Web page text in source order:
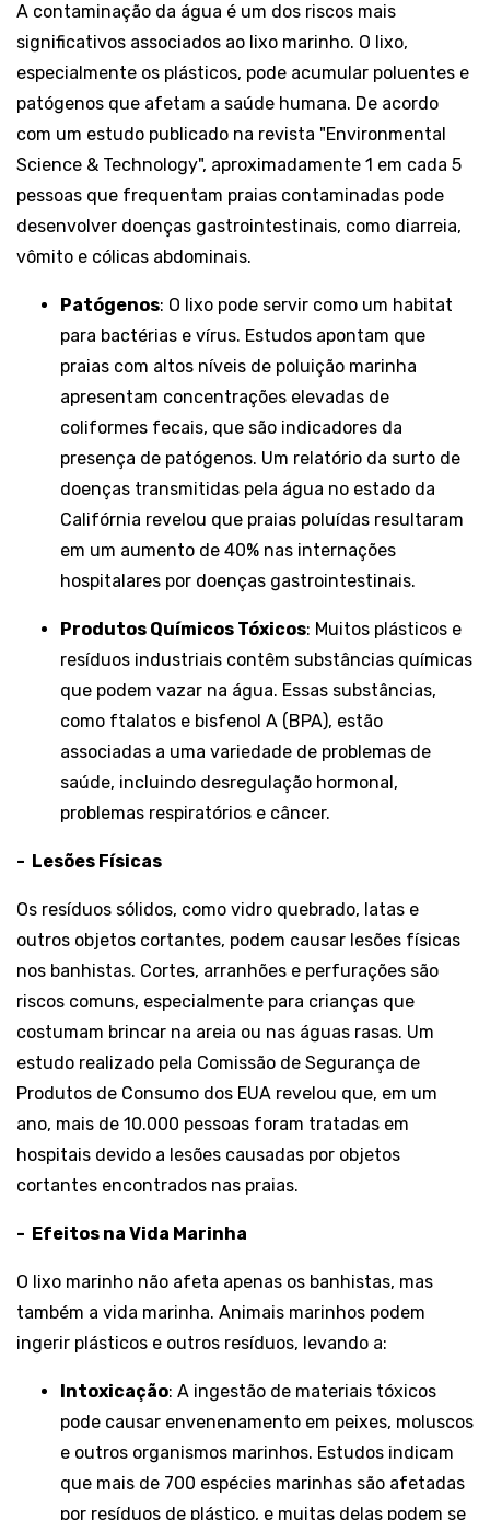
A contaminação da água é um dos riscos mais
significativos associados ao lixo marinho. O lixo,
especialmente os plásticos, pode acumular poluentes e
patógenos que afetam a saúde humana. De acordo
com um estudo publicado na revista "Environmental
Science & Technology", aproximadamente 1 em cada 5
pessoas que frequentam praias contaminadas pode
desenvolver doenças gastrointestinais, como diarreia,
vômito e cólicas abdominais.
Patógenos: O lixo pode servir como um habitat
para bactérias e vírus. Estudos apontam que
praias com altos níveis de poluição marinha
apresentam concentrações elevadas de
coliformes fecais, que são indicadores da
presença de patógenos. Um relatório da surto de
doenças transmitidas pela água no estado da
Califórnia revelou que praias poluídas resultaram
em um aumento de 40% nas internações
hospitalares por doenças gastrointestinais.
Produtos Químicos Tóxicos: Muitos plásticos e
resíduos industriais contêm substâncias químicas
que podem vazar na água. Essas substâncias,
como ftalatos e bisfenol A (BPA), estão
associadas a uma variedade de problemas de
saúde, incluindo desregulação hormonal,
problemas respiratórios e câncer.
- Lesões Físicas
Os resíduos sólidos, como vidro quebrado, latas e
outros objetos cortantes, podem causar lesões físicas
nos banhistas. Cortes, arranhões e perfurações são
riscos comuns, especialmente para crianças que
costumam brincar na areia ou nas águas rasas. Um
estudo realizado pela Comissão de Segurança de
Produtos de Consumo dos EUA revelou que, em um
ano, mais de 10.000 pessoas foram tratadas em
hospitais devido a lesões causadas por objetos
cortantes encontrados nas praias.
- Efeitos na Vida Marinha
O lixo marinho não afeta apenas os banhistas, mas
também a vida marinha. Animais marinhos podem
ingerir plásticos e outros resíduos, levando a:
Intoxicação: A ingestão de materiais tóxicos
pode causar envenenamento em peixes, moluscos
e outros organismos marinhos. Estudos indicam
que mais de 700 espécies marinhas são afetadas
por resíduos de plástico, e muitas delas podem se